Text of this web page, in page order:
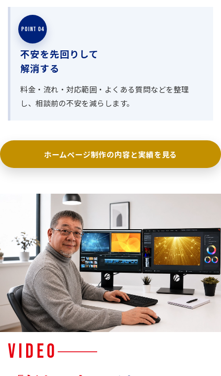
POINT 04
不安を先回りして
解消する
料金・流れ・対応範囲・よくある質問などを整理
し、相談前の不安を減らします。
ホームページ制作の内容と実績を見る
VIDEO